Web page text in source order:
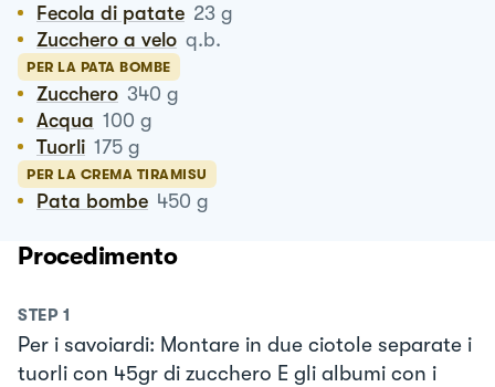
Fecola di patate 23 g
Zucchero a velo q.b.
PER LA PATA BOMBE
Zucchero 340 g
Acqua 100 g
Tuorli 175 g
PER LA CREMA TIRAMISU
Pata bombe 450 g
Procedimento
STEP 1
Per i savoiardi: Montare in due ciotole separate i
tuorli con 45gr di zucchero E gli albumi con i